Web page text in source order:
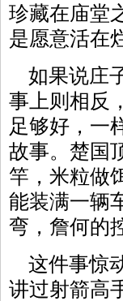
珍藏在庙堂
是愿意活在
如果说庄
事上则相反
足够好，一
故事。楚国
竿，米粒做
能装满一辆
弯，詹何的
这件事惊
讲过射箭高